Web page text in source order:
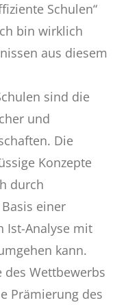
Schulen“
bin wirklich
aus diesem
sind die
und
Die
Konzepte
durch
einer
Ist-Analyse mit
kann.
des Wettbewerbs
Prämierung des